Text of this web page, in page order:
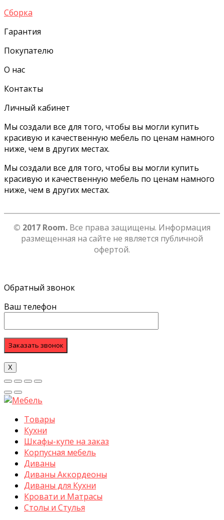
Сборка
Гарантия
Покупателю
О нас
Контакты
Личный кабинет
Мы создали все для того, чтобы вы могли купить
красивую и качественную мебель по ценам намного
ниже, чем в других местах.
Мы создали все для того, чтобы вы могли купить
красивую и качественную мебель по ценам намного
ниже, чем в других местах.
© 2017 Room. Все права защищены. Информация
размещенная на сайте не является публичной
офертой.
Обратный звонок
Ваш телефон
Х
Товары
Кухни
Шкафы-купе на заказ
Корпусная мебель
Диваны
Диваны Аккордеоны
Диваны для Кухни
Кровати и Матрасы
Столы и Стулья